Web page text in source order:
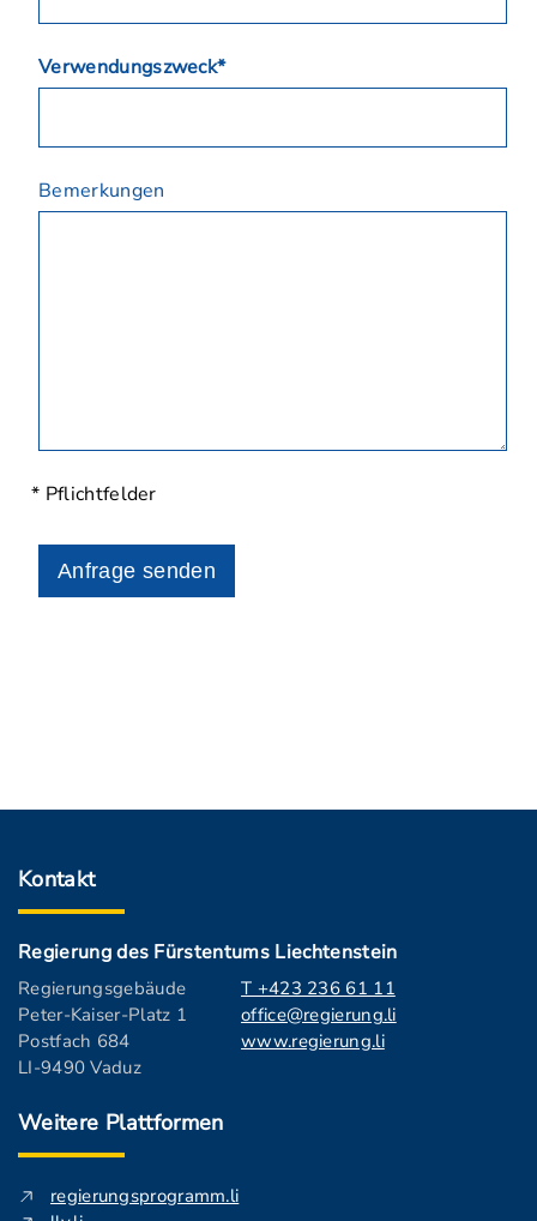
Verwendungszweck*
Bemerkungen
* Pflichtfelder
Anfrage senden
Kontakt
Regierung des Fürstentums Liechtenstein
Regierungsgebäude
Peter-Kaiser-Platz 1
Postfach 684
LI-9490 Vaduz
T +423 236 61 11
office@regierung.li
www.regierung.li
Weitere Plattformen
regierungsprogramm.li